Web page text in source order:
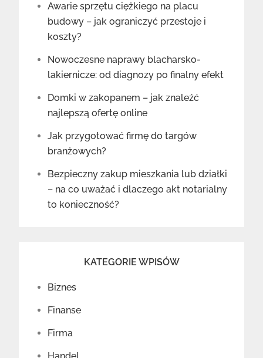
Awarie sprzętu ciężkiego na placu
budowy – jak ograniczyć przestoje i
koszty?
Nowoczesne naprawy blacharsko-
lakiernicze: od diagnozy po finalny efekt
Domki w zakopanem – jak znaleźć
najlepszą ofertę online
Jak przygotować firmę do targów
branżowych?
Bezpieczny zakup mieszkania lub działki
– na co uważać i dlaczego akt notarialny
to konieczność?
KATEGORIE WPISÓW
Biznes
Finanse
Firma